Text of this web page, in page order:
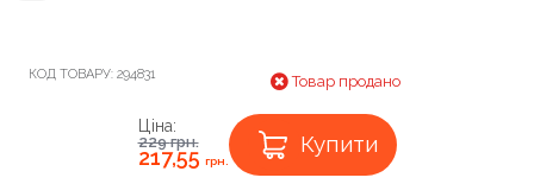
КОД ТОВАРУ: 294831 Товар продано
Ціна:
229грн.
217,55 грн.
Купити